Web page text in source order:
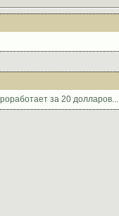
за 20 долларов...